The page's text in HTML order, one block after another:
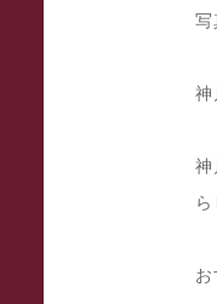
写
神
神